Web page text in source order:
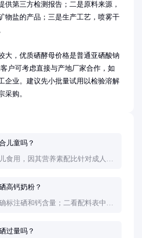
供第三方检测报告；二是原料来源，
物盐的产品；三是生产工艺，喷雾干
大，优质硒酵母价格是普通亚硒酸钠
户可考虑直接与产地厂家合作，如
企业。建议先小批量试用以检验溶解
采购。
儿童吗？
食用，因其营养素配比针对成人设
高钙奶粉？
标注硒和钙含量；二看配料表中硒
过量吗？